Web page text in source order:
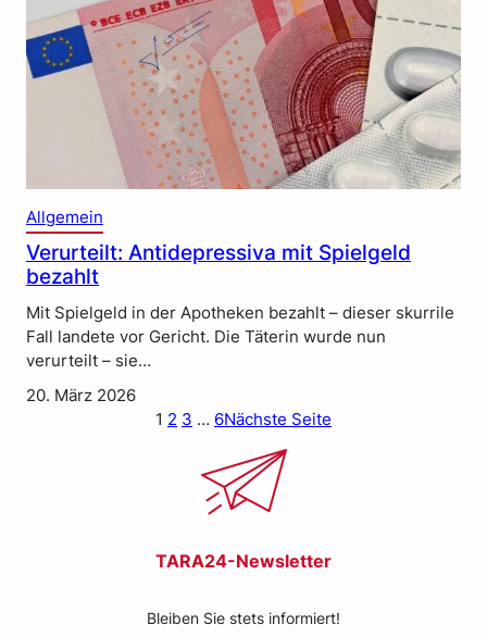
Allgemein
Verurteilt: Antidepressiva mit Spielgeld
bezahlt
Mit Spielgeld in der Apotheken bezahlt – dieser skurrile
Fall landete vor Gericht. Die Täterin wurde nun
verurteilt – sie…
20. März 2026
1 2 3 … 6Nächste Seite
TARA24-Newsletter
Bleiben Sie stets informiert!